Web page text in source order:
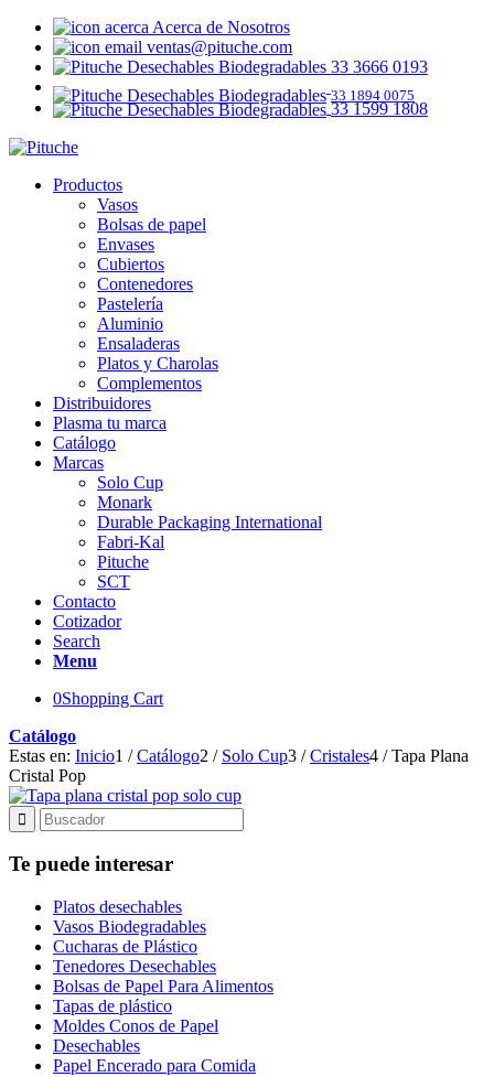
Acerca de Nosotros
ventas@pituche.com
33 3666 0193
33 1894 0075
33 1599 1808
Productos
Vasos
Bolsas de papel
Envases
Cubiertos
Contenedores
Pastelería
Aluminio
Ensaladeras
Platos y Charolas
Complementos
Distribuidores
Plasma tu marca
Catálogo
Marcas
Solo Cup
Monark
Durable Packaging International
Fabri-Kal
Pituche
SCT
Contacto
Cotizador
Search
Menu
0Shopping Cart
Catálogo
Estas en: Inicio1 / Catálogo2 / Solo Cup3 / Cristales4 / Tapa Plana
Cristal Pop
Te puede interesar
Platos desechables
Vasos Biodegradables
Cucharas de Plástico
Tenedores Desechables
Bolsas de Papel Para Alimentos
Tapas de plástico
Moldes Conos de Papel
Desechables
Papel Encerado para Comida